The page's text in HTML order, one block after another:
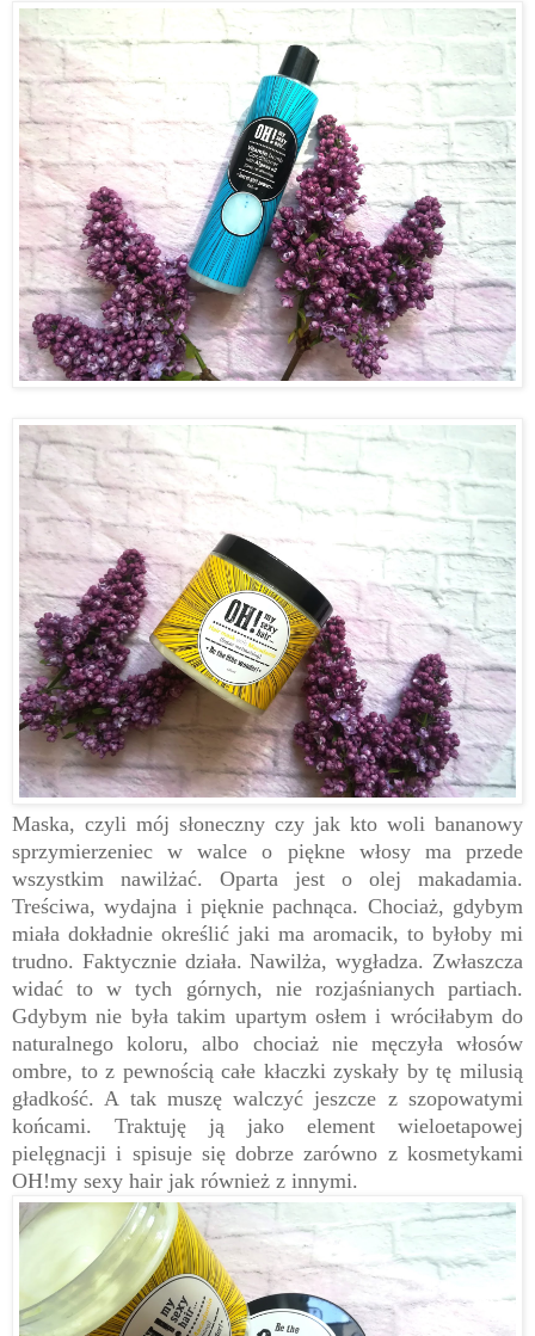
Maska, czyli mój słoneczny czy jak kto woli bananowy
sprzymierzeniec w walce o piękne włosy ma przede
wszystkim nawilżać. Oparta jest o olej makadamia.
Treściwa, wydajna i pięknie pachnąca. Chociaż, gdybym
miała dokładnie określić jaki ma aromacik, to byłoby mi
trudno. Faktycznie działa. Nawilża, wygładza. Zwłaszcza
widać to w tych górnych, nie rozjaśnianych partiach.
Gdybym nie była takim upartym osłem i wróciłabym do
naturalnego koloru, albo chociaż nie męczyła włosów
ombre, to z pewnością całe kłaczki zyskały by tę milusią
gładkość. A tak muszę walczyć jeszcze z szopowatymi
końcami. Traktuję ją jako element wieloetapowej
pielęgnacji i spisuje się dobrze zarówno z kosmetykami
OH!my sexy hair jak również z innymi.